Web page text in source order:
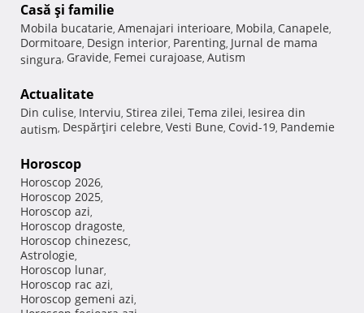
Casă şi familie
Mobila bucatarie, Amenajari interioare, Mobila, Canapele,
Dormitoare, Design interior, Parenting, Jurnal de mama
singura, Gravide, Femei curajoase, Autism
Actualitate
Din culise, Interviu, Stirea zilei, Tema zilei, Iesirea din
autism, Despărţiri celebre, Vesti Bune, Covid-19, Pandemie
Horoscop
Horoscop 2026,
Horoscop 2025,
Horoscop azi,
Horoscop dragoste,
Horoscop chinezesc,
Astrologie,
Horoscop lunar,
Horoscop rac azi,
Horoscop gemeni azi,